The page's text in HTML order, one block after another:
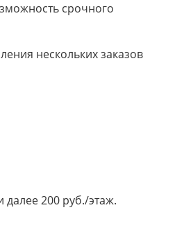
срочного
нескольких заказов
200 руб./этаж.